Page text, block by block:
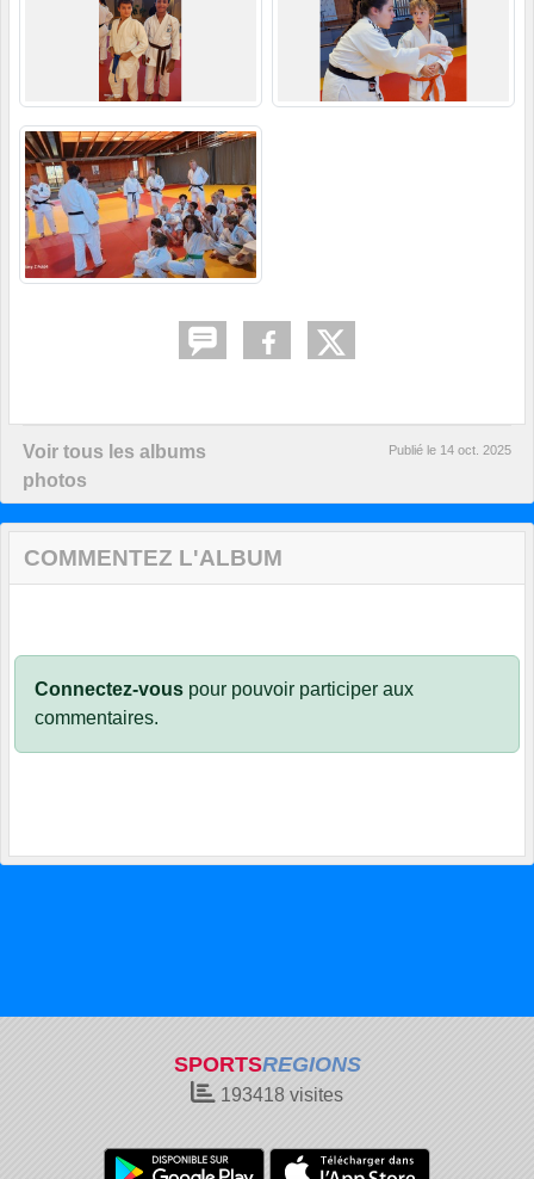
Voir tous les albums
photos
Publié le 14 oct. 2025
COMMENTEZ L'ALBUM
Connectez-vous pour pouvoir participer aux
commentaires.
SPORTSREGIONS
193418 visites